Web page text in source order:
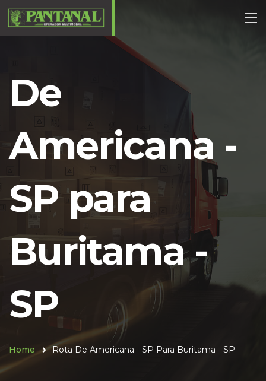
De
Americana -
SP para
Buritama -
SP
Home Rota De Americana - SP Para Buritama - SP